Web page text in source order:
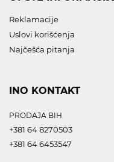
Reklamacije
Uslovi korišćenja
Najčešća pitanja
INO KONTAKT
PRODAJA BIH
+381 64 8270503
+381 64 6453547